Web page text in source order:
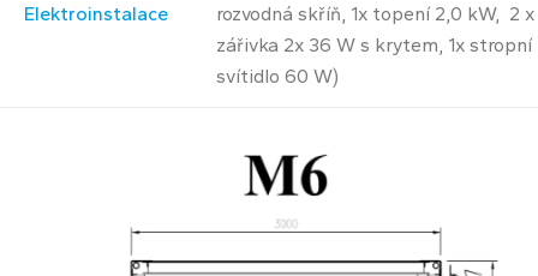
Elektroinstalace
rozvodná skříň, 1x topení 2,0 kW, 2 x
zářivka 2x 36 W s krytem, 1x stropní
svítidlo 60 W)